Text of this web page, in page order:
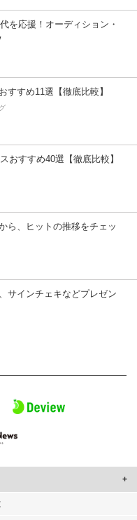
を応援！オーディション・
すすめ11選【徹底比較】
おすすめ40選【徹底比較】
ら、ヒットの推移をチェッ
サインチェキなどプレゼン
に合わせたコンテンツや広告の